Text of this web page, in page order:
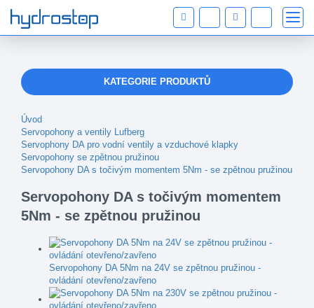
KATEGORIE PRODUKTŮ
Úvod
Servopohony a ventily Lufberg
Servophony DA pro vodní ventily a vzduchové klapky
Servopohony se zpětnou pružinou
Servopohony DA s točivým momentem 5Nm - se zpětnou pružinou
Servopohony DA s točivým momentem
5Nm - se zpětnou pružinou
Servopohony DA 5Nm na 24V se zpětnou pružinou -
ovládání otevřeno/zavřeno